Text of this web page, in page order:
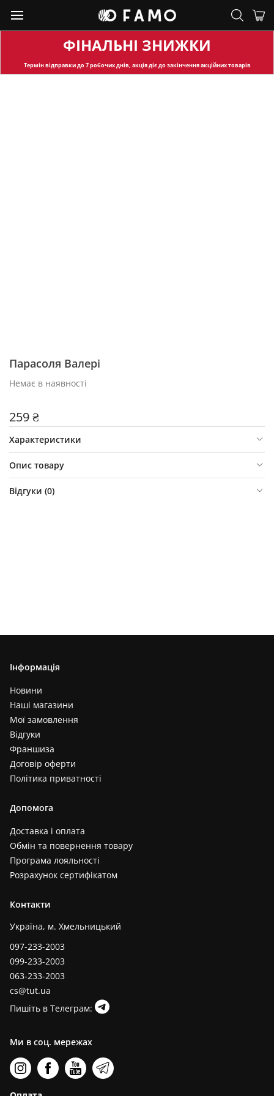
ФІНАЛЬНІ ЗНИЖКИ
Термін відправкидо 7 робочих днів, акція діє до закінчення акційних товарів
Парасоля Валері
Немає в наявності
259 ₴
Характеристики
Опис товару
Відгуки (0)
Інформація
Новини
Наші магазини
Мої замовлення
Відгуки
Франшиза
Договір оферти
Політика приватності
Допомога
Доставка і оплата
Обмін та повернення товару
Програма лояльності
Розрахунок сертифікатом
Контакти
Україна, м. Хмельницький
097-233-2003
099-233-2003
063-233-2003
cs@tut.ua
Пишіть в Телеграм:
Ми в соц. мережах